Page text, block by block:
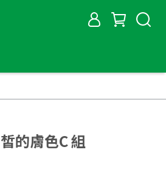
的膚色C 組